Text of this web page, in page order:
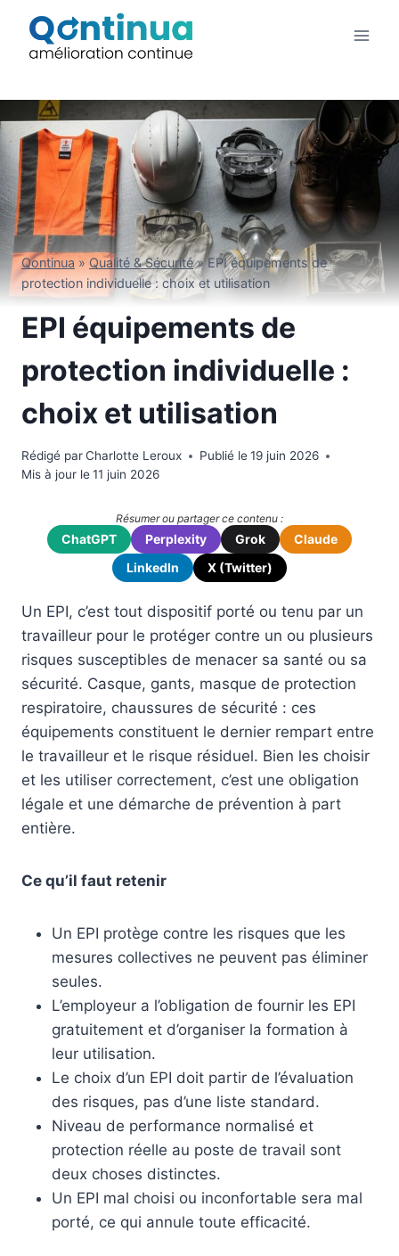
contenu
Qontinua »Qualité & Sécurité»EPI équipements de
protection individuelle : choix et utilisation
EPI équipements de
protection individuelle :
choix et utilisation
Rédigé parCharlotte Leroux Publié le 19 juin 2026
Mis à jour le11 juin 2026
Résumer ou partager ce contenu :
ChatGPT Perplexity Grok
Claude
LinkedIn
X (Twitter)
Un EPI, c’est tout dispositif porté ou tenu par un
travailleur pour le protéger contre un ou plusieurs
risques susceptibles de menacer sa santé ou sa
sécurité. Casque, gants, masque de protection
respiratoire, chaussures de sécurité : ces
équipements constituent le dernier rempart entre
le travailleur et le risque résiduel. Bien les choisir
et les utiliser correctement, c’est une obligation
légale et une démarche de prévention à part
entière.
Ce qu’il faut retenir
Un EPI protège contre les risques que les
mesures collectives ne peuvent pas éliminer
seules.
L’employeur a l’obligation de fournir les EPI
gratuitement et d’organiser la formation à
leur utilisation.
Le choix d’un EPI doit partir de l’évaluation
des risques, pas d’une liste standard.
Niveau de performance normalisé et
protection réelle au poste de travail sont
deux choses distinctes.
Un EPI mal choisi ou inconfortable sera mal
porté, ce qui annule toute efficacité.